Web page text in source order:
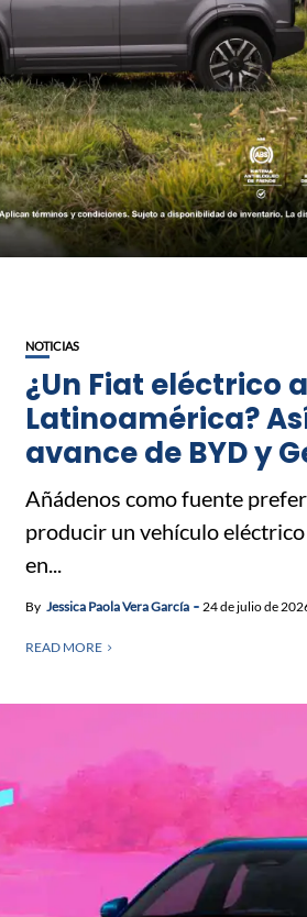
NOTICIAS
¿Un Fiat eléctrico
Latinoamérica?
avance de BYD y
Añádenos como fuente
producir un vehículo
en...
By Jessica Paola Vera García 24 de julio de
READ MORE